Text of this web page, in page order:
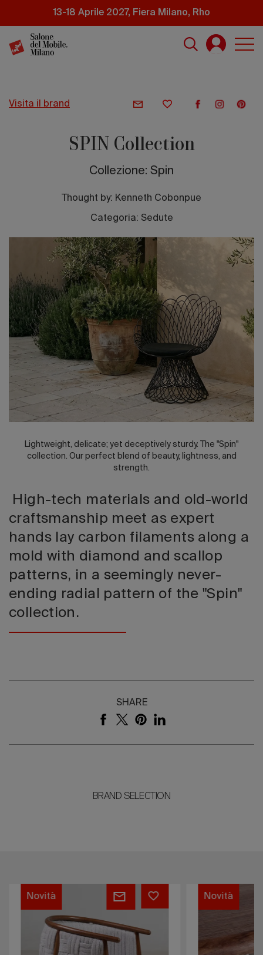
principale
13-18 Aprile 2027, Fiera Milano, Rho
visita il brand
SPIN Collection
Collezione: Spin
Thought by: Kenneth Cobonpue
Categoria: Sedute
Lightweight, delicate; yet deceptively sturdy. The "Spin"
collection. Our perfect blend of beauty, lightness, and
strength.
High-tech materials and old-world
craftsmanship meet as expert
hands lay carbon filaments along a
mold with diamond and scallop
patterns, in a seemingly never-
ending radial pattern of the "Spin"
collection.
SHARE
BRAND SELECTION
BASKET
Novità
LAGUNA
Novità